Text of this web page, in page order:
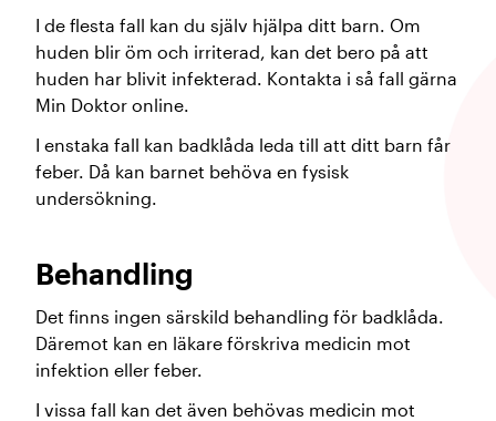
I de flesta fall kan du själv hjälpa ditt barn. Om
huden blir öm och irriterad, kan det bero på att
huden har blivit infekterad. Kontakta i så fall gärna
Min Doktor online.
I enstaka fall kan badklåda leda till att ditt barn får
feber. Då kan barnet behöva en fysisk
undersökning.
Behandling
Det finns ingen särskild behandling för badklåda.
Däremot kan en läkare förskriva medicin mot
infektion eller feber.
I vissa fall kan det även behövas medicin mot